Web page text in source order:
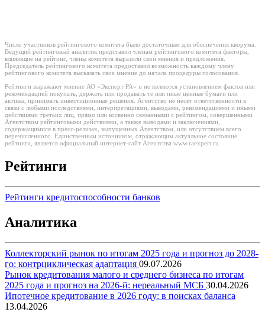
Число участников рейтингового комитета было достаточным для обеспечения кворума.
Ведущий рейтинговый аналитик представил членам рейтингового комитета факторы,
влияющие на рейтинг, члены комитета выразили свои мнения и предложения.
Председатель рейтингового комитета предоставил возможность каждому члену
рейтингового комитета высказать свое мнение до начала процедуры голосования.
Рейтинги выражают мнение АО «Эксперт РА» и не являются установлением фактов или
рекомендацией покупать, держать или продавать те или иные ценные бумаги или
активы, принимать инвестиционные решения. Агентство не несет ответственности в
связи с любыми последствиями, интерпретациями, выводами, рекомендациями и иными
действиями третьих лиц, прямо или косвенно связанными с рейтингом, совершенными
Агентством рейтинговыми действиями, а также выводами и заключениями,
содержащимися в пресс-релизах, выпущенных Агентством, или отсутствием всего
перечисленного. Единственным источником, отражающим актуальное состояние
рейтинга, является официальный интернет-сайт Агентства www.raexpert.ru.
Рейтинги
Рейтинги кредитоспособности банков
Аналитика
Коллекторский рынок по итогам 2025 года и прогноз до 2028-
го: контрциклическая адаптация 09.07.2026
Рынок кредитования малого и среднего бизнеса по итогам
2025 года и прогноз на 2026-й: нереальный МСБ 30.04.2026
Ипотечное кредитование в 2026 году: в поисках баланса
13.04.2026